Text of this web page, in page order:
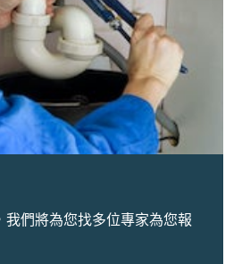
我們將為您找多位專家為您報